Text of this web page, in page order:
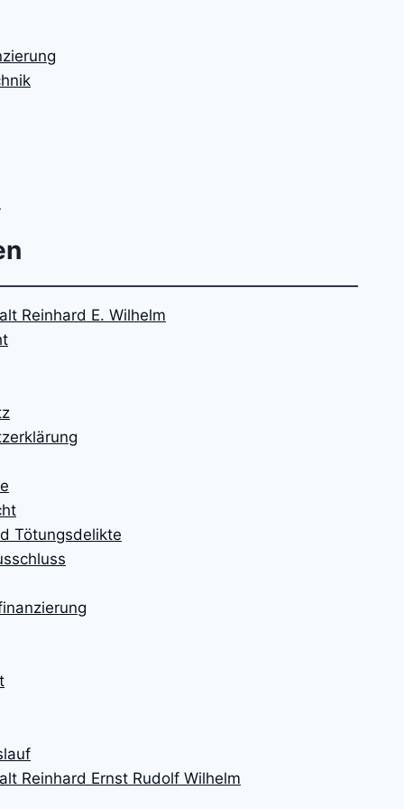
Reinhard E. Wilhelm
Tötungsdelikte
Reinhard Ernst Rudolf Wilhelm